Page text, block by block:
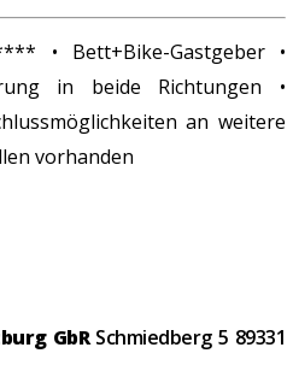
• Bett+Bike-Gastgeber •
in beide Richtungen •
an weitere
vorhanden
GbRSchmiedberg 5 89331